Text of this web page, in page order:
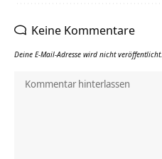
Keine Kommentare
Deine E-Mail-Adresse wird nicht veröffentlicht.